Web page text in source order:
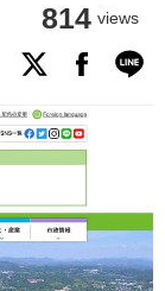
814 views